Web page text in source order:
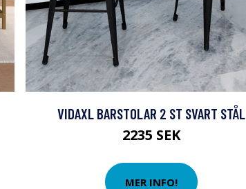
VIDAXL BARSTOLAR 2 ST SVART STÅL
2235 SEK
MER INFO!